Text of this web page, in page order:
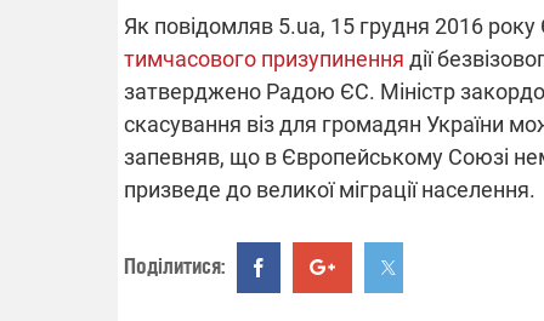
Як повідомляв 5.ua, 15 грудня 2016
тимчасового призупинення дії
затверджено Радою ЄС. Міністр
скасування віз для громадян України
запевняв, що в Європейському Союзі
призведе до великої міграції населення.
Поділитися: